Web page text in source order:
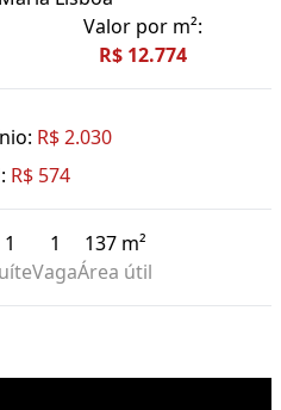
Valor por m²:
R$ 12.774
R$ 2.030
R$ 574
1
1
Vaga
137 m²
Área útil